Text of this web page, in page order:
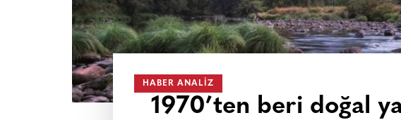
HABER ANALIZ
1970’ten beri doğal